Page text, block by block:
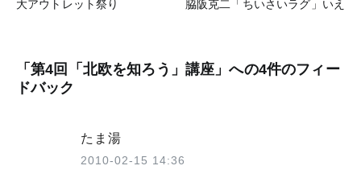
稿
ビ
ゲ
大アウトレット祭り 脇阪克二「ちいさいラグ」いえ
「第4回「北欧を知ろう」講座 」への4件のフィー
ドバック
たま湯
2010-02-15 14:36